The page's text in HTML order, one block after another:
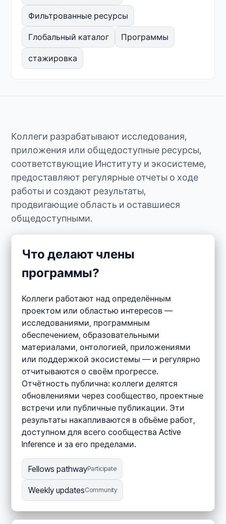
Фильтрованные ресурсы
Глобальный каталог Программы
стажировка
Коллеги разрабатывают исследования,
приложения или общедоступные ресурсы,
соответствующие Институту и экосистеме,
предоставляют регулярные отчеты о ходе
работы и создают результаты,
продвигающие область и оставшиеся
общедоступными.
Что делают члены
программы?
Коллеги работают над определённым
проектом или областью интересов —
исследованиями, программным
обеспечением, образовательными
материалами, онтологией, приложениями
или поддержкой экосистемы — и регулярно
отчитываются о своём прогрессе.
Отчётность публична: коллеги делятся
обновлениями через сообщество, проектные
встречи или публичные публикации. Эти
результаты накапливаются в объёме работ,
доступном для всего сообщества Active
Inference и за его пределами.
Fellows pathwayParticipate
Weekly updatesCommunity